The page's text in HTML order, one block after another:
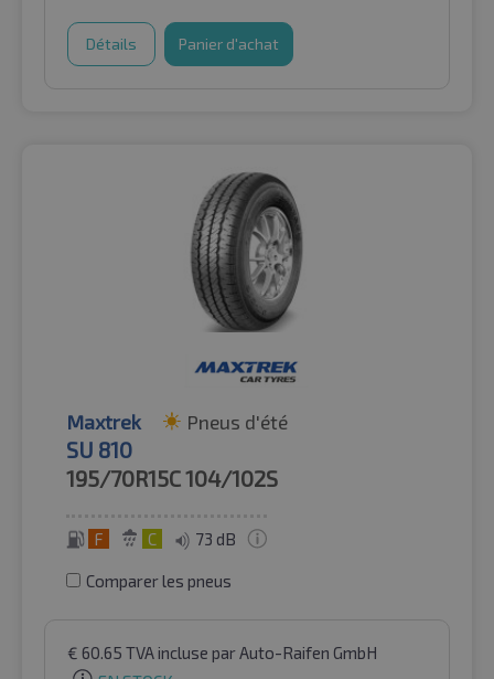
Détails Panier d'achat
Maxtrek Pneus d'été
SU 810
195/70R15C104/102S
F C 73 dB
Comparer les pneus
€ 60.65 TVA incluse par Auto-Raifen GmbH